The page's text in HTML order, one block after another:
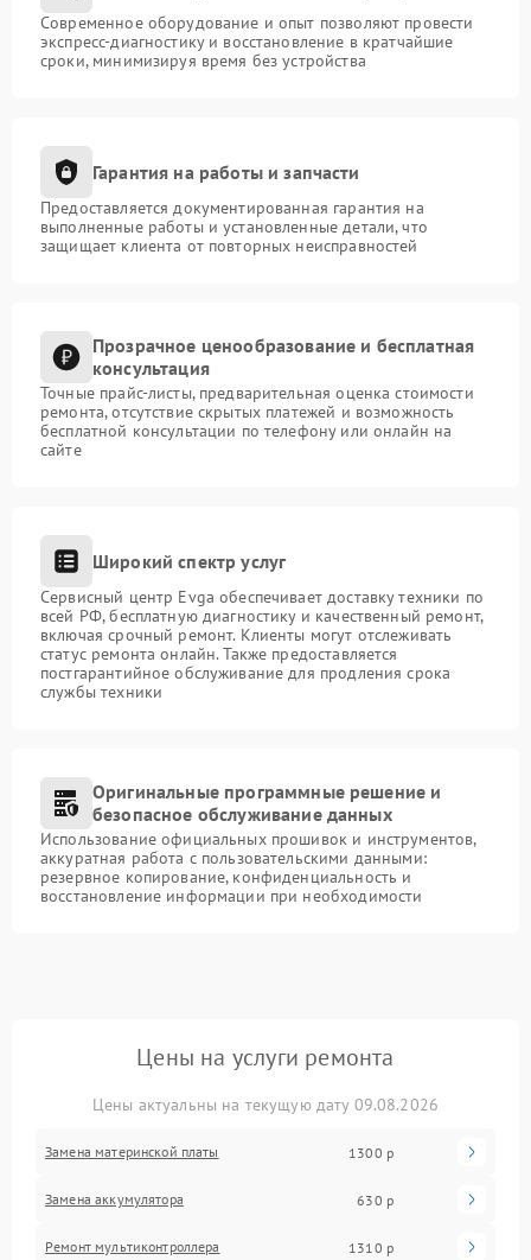
Современное оборудование и опыт позволяют провести
экспресс-диагностику и восстановление в кратчайшие
сроки, минимизируя время без устройства
Гарантия на работы и запчасти
Предоставляется документированная гарантия на
выполненные работы и установленные детали, что
защищает клиента от повторных неисправностей
Прозрачное ценообразование и бесплатная
консультация
Точные прайс-листы, предварительная оценка стоимости
ремонта, отсутствие скрытых платежей и возможность
бесплатной консультации по телефону или онлайн на
сайте
Широкий спектр услуг
Сервисный центр Evga обеспечивает доставку техники по
всей РФ, бесплатную диагностику и качественный ремонт,
включая срочный ремонт. Клиенты могут отслеживать
статус ремонта онлайн. Также предоставляется
постгарантийное обслуживание для продления срока
службы техники
Оригинальные программные решение и
безопасное обслуживание данных
Использование официальных прошивок и инструментов,
аккуратная работа с пользовательскими данными:
резервное копирование, конфиденциальность и
восстановление информации при необходимости
Цены на услуги ремонта
Цены актуальны на текущую дату 09.08.2026
Замена материнской платы 1300 р
Замена аккумулятора 630 р
Ремонт мультиконтроллера 1310 р